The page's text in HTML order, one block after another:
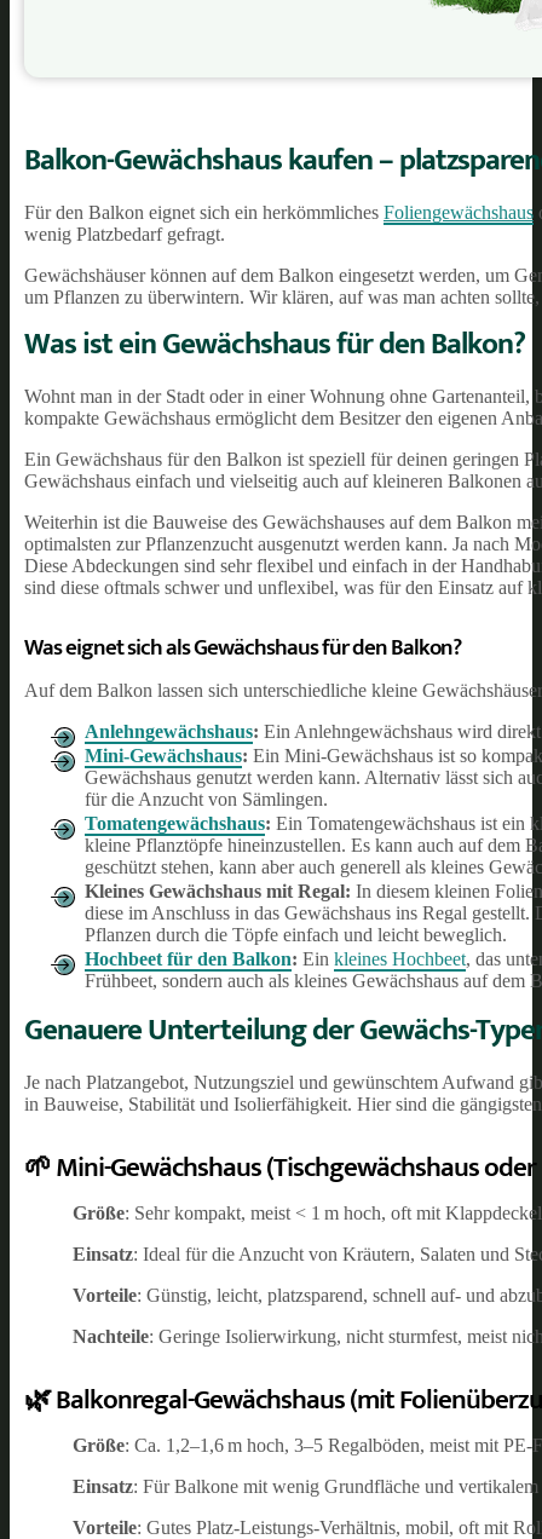
Balkon-Gewächshaus kaufen–
Für den Balkon eignet sich ein herkömmliches Foliengewächshaus
wenig Platzbedarf gefragt.
Gewächshäuser können auf dem Balkon eingesetzt werden, um
um Pflanzen zu überwintern. Wir klären, auf was man achten
Was ist ein Gewächshaus für den Balkon?
Wohnt man in der Stadt oder in einer Wohnung ohne
kompakte Gewächshaus ermöglicht dem Besitzer den eigenen
Ein Gewächshaus für den Balkon ist speziell für deinen geringen
Gewächshaus einfach und vielseitig auch auf kleineren Balkonen
Weiterhin ist die Bauweise des Gewächshauses auf dem Balkon
optimalsten zur Pflanzenzucht ausgenutzt werden kann. Ja nach
Diese Abdeckungen sind sehr flexibel und einfach in der
sind diese oftmals schwer und unflexibel, was für den Einsatz auf
Was eignet sich als Gewächshaus für den Balkon?
Auf dem Balkon lassen sich unterschiedliche kleine
Anlehngewächshaus: Ein Anlehngewächshaus wird
Mini-Gewächshaus: Ein Mini-Gewächshaus ist so
Gewächshaus genutzt werden kann. Alternativ lässt sich
für die Anzucht von Sämlingen.
Tomatengewächshaus: Ein Tomatengewächshaus ist ein
kleine Pflanztöpfe hineinzustellen. Es kann auch auf dem
geschützt stehen, kann aber auch generell als kleines
Kleines Gewächshaus mit Regal: In diesem kleinen
diese im Anschluss in das Gewächshaus ins Regal
Pflanzen durch die Töpfe einfach und leicht beweglich.
Hochbeet für den Balkon: Ein kleines Hochbeet, das
Frühbeet, sondern auch als kleines Gewächshaus auf dem
Genauere Unterteilung der Gewächs-
Je nach Platzangebot, Nutzungsziel und gewünschtem Aufwand
in Bauweise, Stabilität und Isolierfähigkeit. Hier sind die
🌱 Mini-Gewächshaus (Tischgewächshaus
Größe: Sehr kompakt, meist < 1 m hoch, oft mit
Einsatz: Ideal für die Anzucht von Kräutern, Salaten und
Vorteile: Günstig, leicht, platzsparend, schnell auf- und
Nachteile: Geringe Isolierwirkung, nicht sturmfest, meist
🌿 Balkonregal-Gewächshaus (mit
Größe: Ca. 1,2–1,6 m hoch, 3–5 Regalböden, meist mit PE-
Einsatz: Für Balkone mit wenig Grundfläche und
Vorteile: Gutes Platz-Leistungs-Verhältnis, mobil, oft mit